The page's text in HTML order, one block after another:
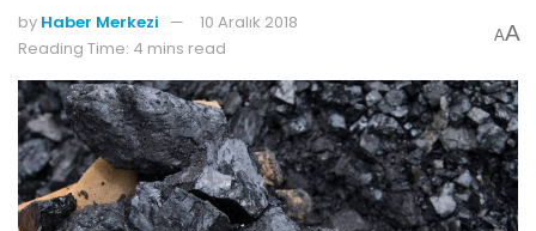
by Haber Merkezi
10 Aralık 2018
Reading Time: 4 mins read
AA